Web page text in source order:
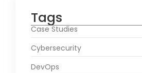
Tags
Case Studies
Cybersecurity
DevOps